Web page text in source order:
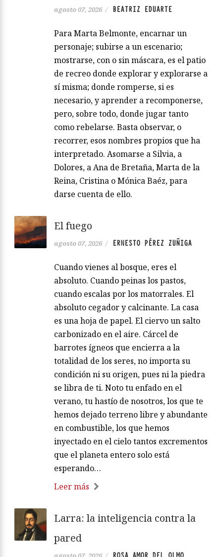
agosto 07, 2026 / BEATRIZ EDUARTE
Para Marta Belmonte, encarnar un
personaje; subirse a un escenario;
mostrarse, con o sin máscara, es el patio
de recreo donde explorar y explorarse a
sí misma; donde romperse, si es
necesario, y aprender a recomponerse,
pero, sobre todo, donde jugar tanto
como rebelarse. Basta observar, o
recorrer, esos nombres propios que ha
interpretado. Asomarse a Silvia, a
Dolores, a Ana de Bretaña, Marta de la
Reina, Cristina o Mónica Baéz, para
darse cuenta de ello.
El fuego
agosto 07, 2026 / ERNESTO PÉREZ ZUÑIGA
Cuando vienes al bosque, eres el
absoluto. Cuando peinas los pastos,
cuando escalas por los matorrales. El
absoluto cegador y calcinante. La casa
es una hoja de papel. El ciervo un salto
carbonizado en el aire. Cárcel de
barrotes ígneos que encierra a la
totalidad de los seres, no importa su
condición ni su origen, pues ni la piedra
se libra de ti. Noto tu enfado en el
verano, tu hastío de nosotros, los que te
hemos dejado terreno libre y abundante
en combustible, los que hemos
inyectado en el cielo tantos excrementos
que el planeta entero solo está
esperando…
Leer más
Larra: la inteligencia contra la
pared